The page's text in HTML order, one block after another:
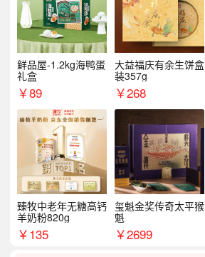
鲜品屋-1.2kg海鸭蛋
礼盒
￥89
大益福庆有余生饼盒
装357g
￥268
臻牧中老年无糖高钙
羊奶粉820g
￥135
玺魁金奖传奇太平猴
魁
￥2699